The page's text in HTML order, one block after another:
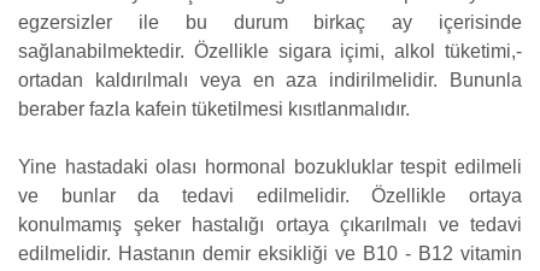
egzersizler ile bu durum birkaç ay içerisinde
sağlanabilmektedir. Özellikle sigara içimi, alkol tüketimi,-
ortadan kaldırılmalı veya en aza indirilmelidir. Bununla
beraber fazla kafein tüketilmesi kısıtlanmalıdır.
Yine hastadaki olası hormonal bozukluklar tespit edilmeli
ve bunlar da tedavi edilmelidir. Özellikle ortaya
konulmamış şeker hastalığı ortaya çıkarılmalı ve tedavi
edilmelidir. Hastanın demir eksikliği ve B10 - B12 vitamin